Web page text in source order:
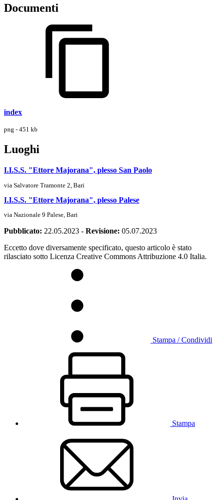
Documenti
index
png - 451 kb
Luoghi
I.I.S.S. "Ettore Majorana", plesso San Paolo
via Salvatore Tramonte 2, Bari
I.I.S.S. "Ettore Majorana", plesso Palese
via Nazionale 9 Palese, Bari
Pubblicato: 22.05.2023 - Revisione: 05.07.2023
Eccetto dove diversamente specificato, questo articolo è stato
rilasciato sotto Licenza Creative Commons Attribuzione 4.0 Italia.
Stampa / Condividi
Stampa